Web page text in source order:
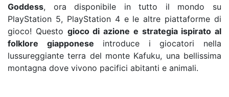
Goddess, ora disponibile in tutto il mondo su
PlayStation 5, PlayStation 4 e le altre piattaforme di
gioco! Questo gioco di azione e strategia ispirato al
folklore giapponese introduce i giocatori nella
lussureggiante terra del monte Kafuku, una bellissima
montagna dove vivono pacifici abitanti e animali.